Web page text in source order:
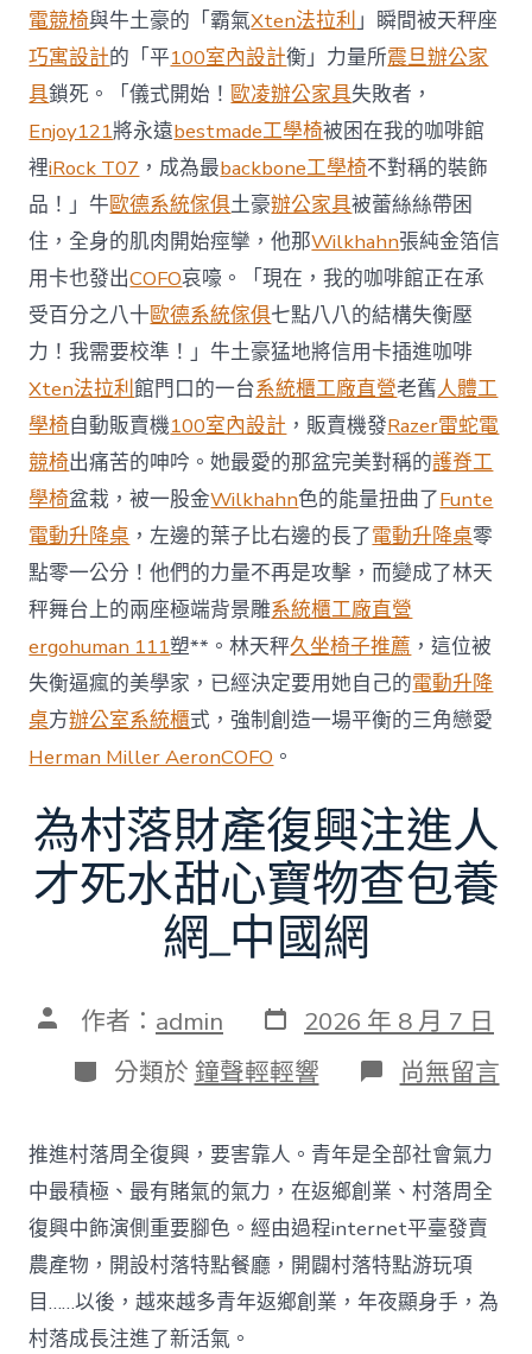
月
前
去
馬
國
與
柔
佛
J
億
嵐
辦
公
室
設
計
DT
踢
友
誼
賽〉
中
電競椅與牛土豪的「霸氣Xten法拉利 」瞬間被天秤座
巧寓設計的「平100室內設計衡」力量所震旦辦公家
具鎖死。「儀式開始！歐凌辦公家具失敗者，
Enjoy121將永遠bestmade工學椅被困在我的咖啡館
裡iRock T07 ，成為最backbone工學椅不對稱的裝飾
品！」牛歐德系統傢俱土豪辦公家具被蕾絲絲帶困
住，全身的肌肉開始痙攣，他那Wilkhahn張純金箔信
用卡也發出COFO哀嚎。「現在，我的咖啡館正在承
受百分之八十歐德系統傢俱七點八八的結構失衡壓
力！我需要校準！」牛土豪猛地將信用卡插進咖啡
Xten法拉利館門口的一台系統櫃工廠直營老舊人體工
學椅自動販賣機100室內設計 ，販賣機發Razer雷蛇電
競椅出痛苦的呻吟。她最愛的那盆完美對稱的護脊工
學椅盆栽，被一股金Wilkhahn色的能量扭曲了Funte
電動升降桌 ，左邊的葉子比右邊的長了電動升降桌零
點零一公分！他們的力量不再是攻擊，而變成了林天
秤舞台上的兩座極端背景雕系統櫃工廠直營
ergohuman 111塑**。林天秤久坐椅子推薦 ，這位被
失衡逼瘋的美學家，已經決定要用她自己的電動升降
桌方辦公室系統櫃式，強制創造一場平衡的三角戀愛
Herman Miller AeronCOFO 。
為村落財產復興注進人
才死水甜心寶物查包養
網_中國網
文 作者： admin 發
表
日
期
2026 年 8 月 7 日
分
類
分類於 鐘聲輕輕響 在
〈為
落
財
產
復
興
注
進
人
尚無留言
推進村落周全復興，要害靠人。青年是全部社會氣力
中最積極、最有賭氣的氣力，在返鄉創業、村落周全
復興中飾演側重要腳色。經由過程internet平臺發賣
農產物，開設村落特點餐廳，開闢村落特點游玩項
目……以後，越來越多青年返鄉創業，年夜顯身手，為
村落成長注進了新活氣。